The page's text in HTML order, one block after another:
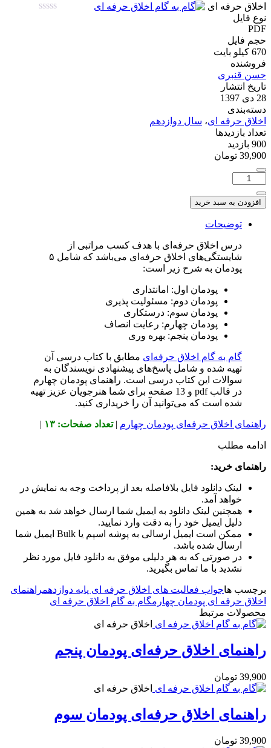
اخلاق حرفه ای
نوع فایل
PDF
حجم فایل
670 کیلو بایت
فروشنده
حسن قنبری
تاریخ انتشار
28 دی 1397
دسته‌بندی
اخلاق حرفه ای، سال دوازدهم
تعداد بازدیدها
900 بازدید
39,900 تومان
تعداد:
راهنمای
اخلاق
افزودن به سبد خرید
توضیحات
درس اخلاق حرفه‌ای با هدف کسب مراتبی از
شایستگی‌های اخلاق حرفه‌ای می‌باشد که شامل ۵
پودمان به شرح زیر است:
پودمان اول: امانتداری
پودمان دوم: مسئولیت پذیری
پودمان سوم: درستکاری
پودمان چهارم: رعایت انصاف
پودمان پنجم: بهره وری
گام به گام اخلاق حرفه‌ای مطابق با کتاب درسی آن
تهیه شده و شامل پاسخ‌های پیشنهادی نویسندگان به
سوالات این کتاب درسی است. راهنمای پودمان چهارم
در قالب pdf و 13 صفحه برای شما هنرجویان عزیز تهیه
شده است که می‌توانید آن را خریداری کنید.
راهنمای اخلاق حرفه‌ای پودمان چهارم |تعداد صفحات: ۱۳ |
ادامه مطلب
راهنمای خرید:
لینک دانلود فایل بلافاصله بعد از پرداخت وجه به نمایش در
خواهد آمد.
همچنین لینک دانلود به ایمیل شما ارسال خواهد شد به همین
دلیل ایمیل خود را به دقت وارد نمایید.
ممکن است ایمیل ارسالی به پوشه اسپم یا Bulk ایمیل شما
ارسال شده باشد.
در صورتی که به هر دلیلی موفق به دانلود فایل مورد نظر
نشدید با ما تماس بگیرید.
برچسب هاجواب فعالیت های اخلاق حرفه ای پایه دوازدهمراهنمای
اخلاق حرفه ای پودمان چهارمگام به گام اخلاق حرفه ای
محصولات مرتبط
اخلاق حرفه ای
راهنمای اخلاق حرفه‌ای پودمان پنجم
39,900 تومان
اخلاق حرفه ای
راهنمای اخلاق حرفه‌ای پودمان سوم
39,900 تومان